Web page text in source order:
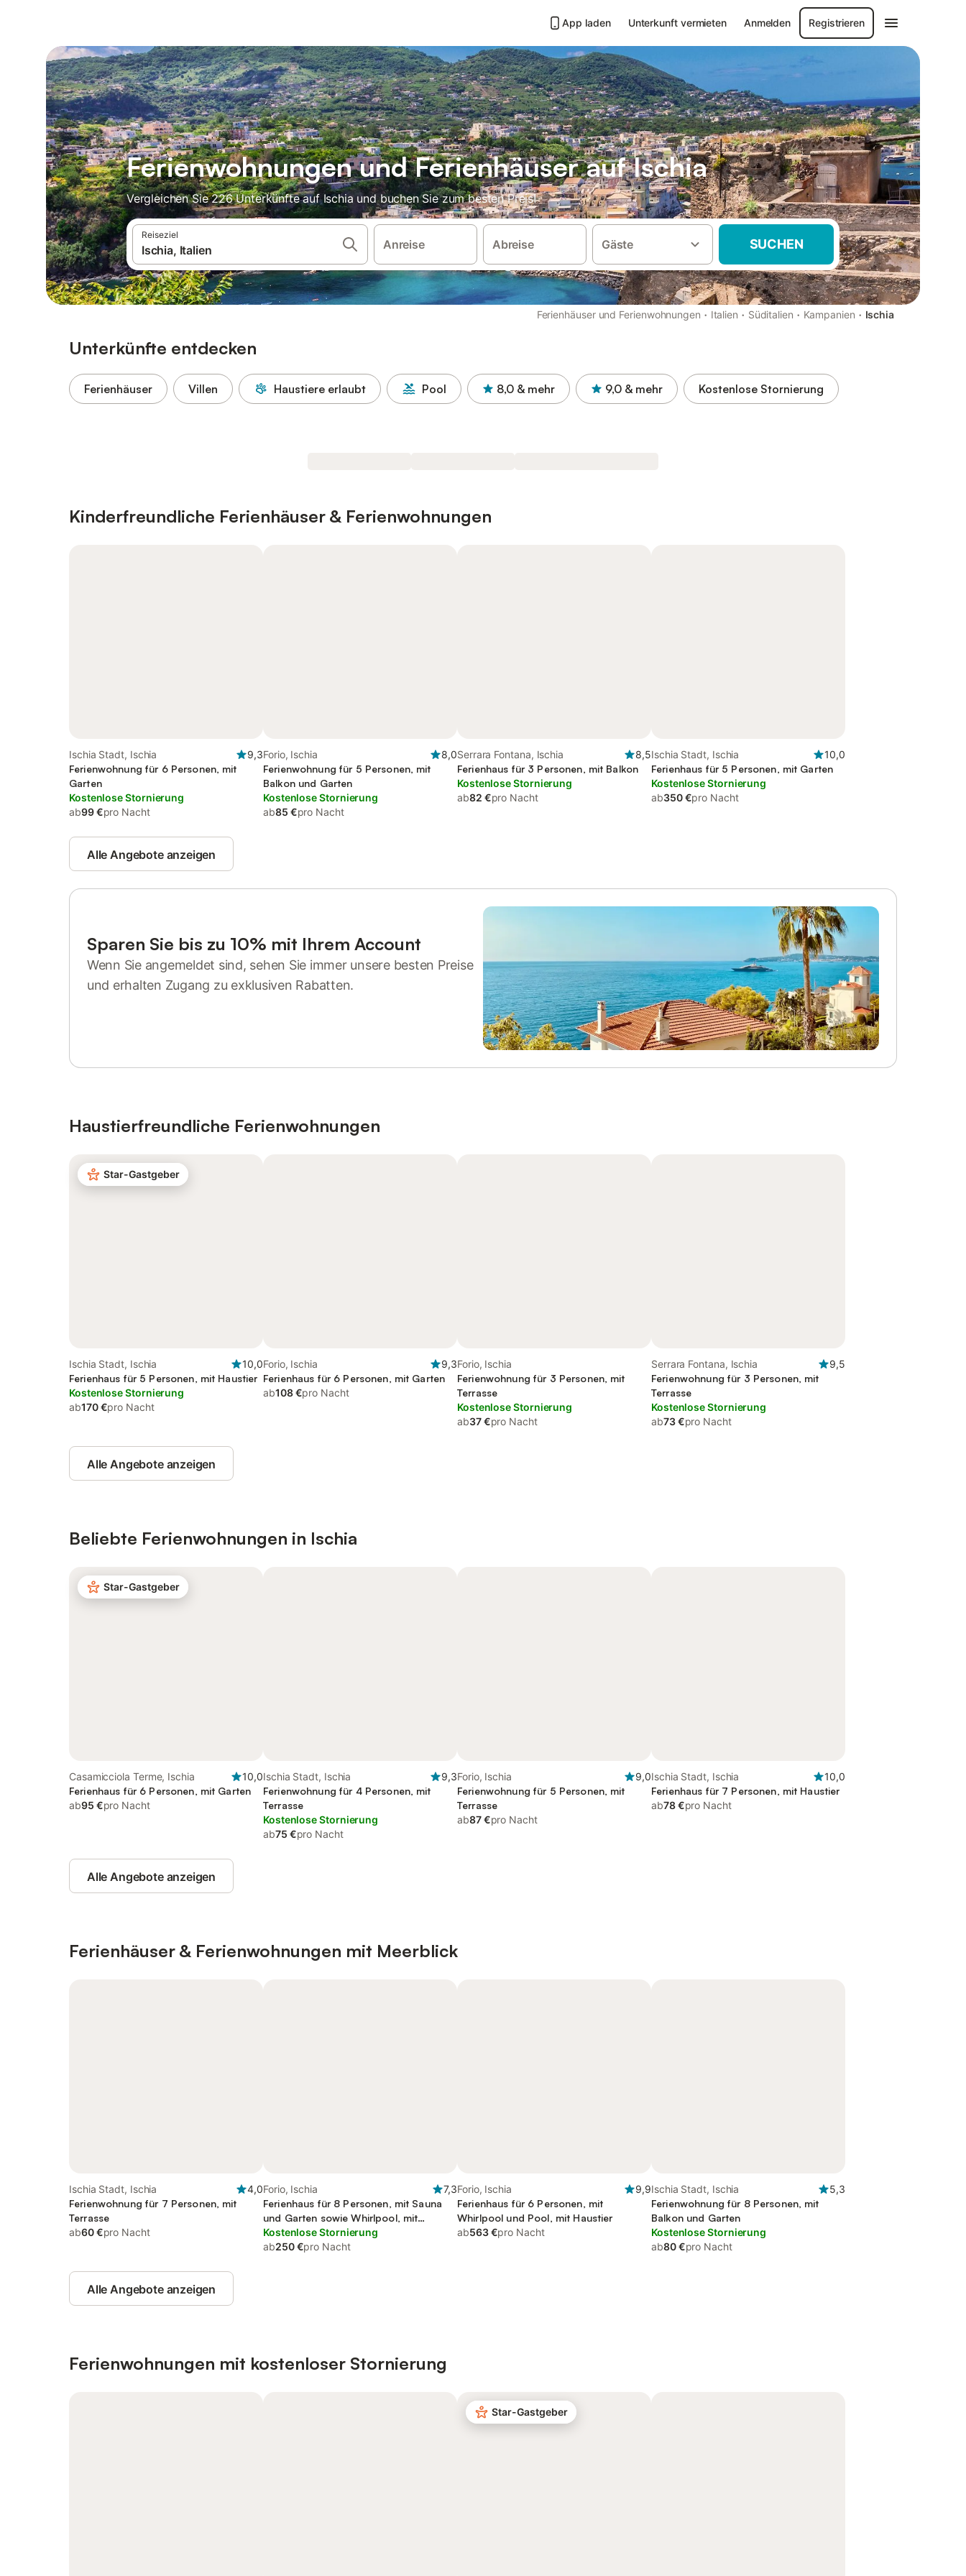
App laden Unterkunft vermieten Anmelden Registrieren
Ferienwohnungen und Ferienhäuser auf Ischia
Vergleichen Sie 226 Unterkünfte auf Ischia und buchen Sie zum besten Preis!
Reiseziel
Anreise Abreise Gäste SUCHEN
Ferienhäuser und Ferienwohnungen · Italien · Süditalien · Kampanien · Ischia
Unterkünfte entdecken
Ferienhäuser Villen Haustiere erlaubt Pool 8,0 & mehr 9,0 & mehr Kostenlose Stornierung
Kinderfreundliche Ferienhäuser & Ferienwohnungen
Ischia Stadt, Ischia
9,3
Ferienwohnung für 6 Personen, mit
Garten
Kostenlose Stornierung
ab99 €pro Nacht
Forio, Ischia
8,0
Ferienwohnung für 5 Personen, mit
Balkon und Garten
Kostenlose Stornierung
ab85 €pro Nacht
Serrara Fontana, Ischia
8,5
Ferienhaus für 3 Personen, mit Balkon
Kostenlose Stornierung
ab82 €pro Nacht
Ischia Stadt, Ischia
10,0
Ferienhaus für 5 Personen, mit Garten
Kostenlose Stornierung
ab350 €pro Nacht
Alle Angebote anzeigen
Sparen Sie bis zu 10% mit Ihrem Account
Wenn Sie angemeldet sind, sehen Sie immer unsere besten Preise
und erhalten Zugang zu exklusiven Rabatten.
Haustierfreundliche Ferienwohnungen
Star-Gastgeber
Ischia Stadt, Ischia
10,0
Ferienhaus für 5 Personen, mit Haustier
Kostenlose Stornierung
ab170 €pro Nacht
Forio, Ischia
9,3
Ferienhaus für 6 Personen, mit Garten
ab108 €pro Nacht
Forio, Ischia
Ferienwohnung für 3 Personen, mit
Terrasse
Kostenlose Stornierung
ab37 €pro Nacht
Serrara Fontana, Ischia
9,5
Ferienwohnung für 3 Personen, mit
Terrasse
Kostenlose Stornierung
ab73 €pro Nacht
Alle Angebote anzeigen
Beliebte Ferienwohnungen in Ischia
Star-Gastgeber
Casamicciola Terme, Ischia
10,0
Ferienhaus für 6 Personen, mit Garten
ab95 €pro Nacht
Ischia Stadt, Ischia
9,3
Ferienwohnung für 4 Personen, mit
Terrasse
Kostenlose Stornierung
ab75 €pro Nacht
Forio, Ischia
9,0
Ferienwohnung für 5 Personen, mit
Terrasse
ab87 €pro Nacht
Ischia Stadt, Ischia
10,0
Ferienhaus für 7 Personen, mit Haustier
ab78 €pro Nacht
Alle Angebote anzeigen
Ferienhäuser & Ferienwohnungen mit Meerblick
Ischia Stadt, Ischia
4,0
Ferienwohnung für 7 Personen, mit
Terrasse
ab60 €pro Nacht
Forio, Ischia
7,3
Ferienhaus für 8 Personen, mit Sauna
und Garten sowie Whirlpool, mit
Haustier
Kostenlose Stornierung
ab250 €pro Nacht
Forio, Ischia
9,9
Ferienhaus für 6 Personen, mit
Whirlpool und Pool, mit Haustier
ab563 €pro Nacht
Ischia Stadt, Ischia
5,3
Ferienwohnung für 8 Personen, mit
Balkon und Garten
Kostenlose Stornierung
ab80 €pro Nacht
Alle Angebote anzeigen
Ferienwohnungen mit kostenloser Stornierung
Star-Gastgeber